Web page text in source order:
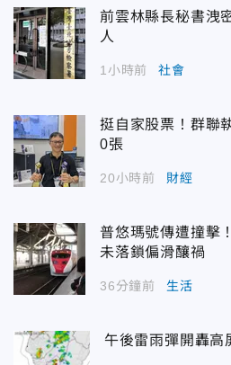
前雲林縣長秘書洩
人
1小時前 社會
挺自家股票！群聯
0張
20小時前 財經
普悠瑪號傳遭撞擊
未落鎖偏滑釀禍
36分鐘前 生活
午後雷雨彈開轟